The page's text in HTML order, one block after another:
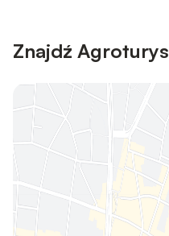
Znajdź